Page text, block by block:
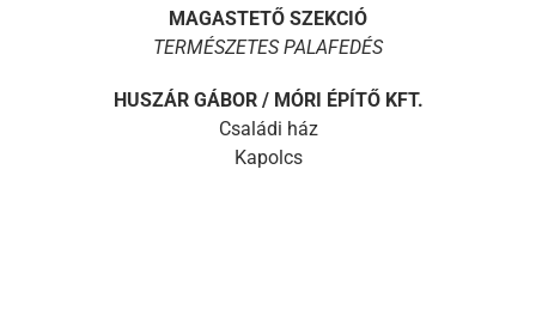
MAGASTETŐ SZEKCIÓ
TERMÉSZETES PALAFEDÉS
HUSZÁR GÁBOR / MÓRI ÉPÍTŐ KFT.
Családi ház
Kapolcs